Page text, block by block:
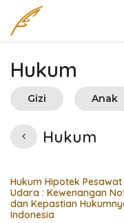
Skip to Content
Hukum
Gizi Anak
Hukum
Hukum Hipotek Pesawat
Udara : Kewenangan
dan Kepastian
Indonesia